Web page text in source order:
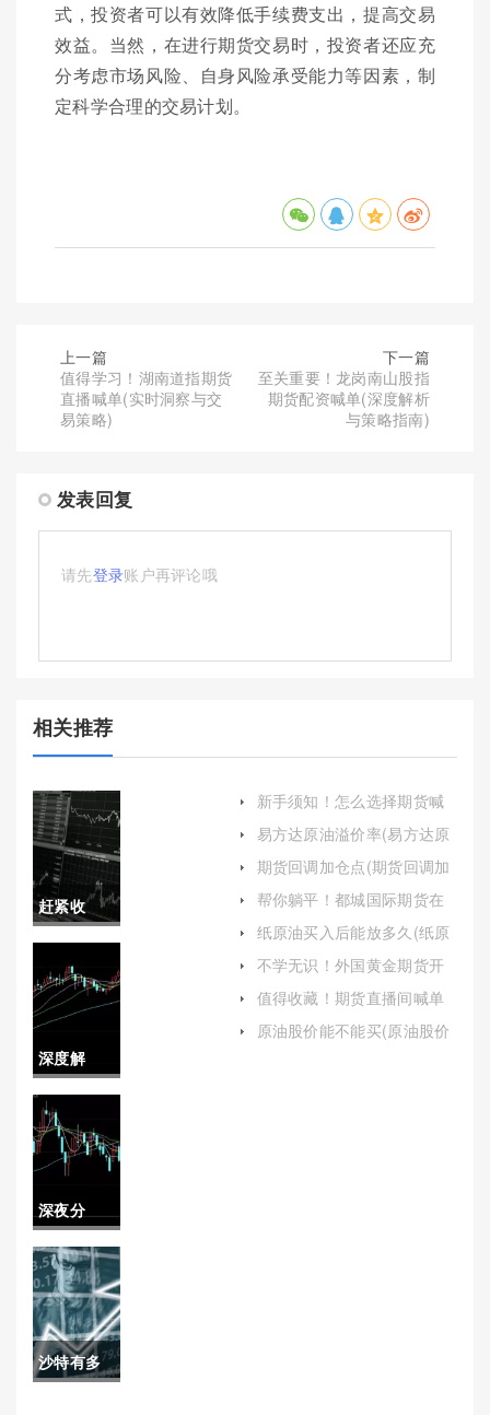
式，投资者可以有效降低手续费支出，提高交易
效益。当然，在进行期货交易时，投资者还应充
分考虑市场风险、自身风险承受能力等因素，制
定科学合理的交易计划。
上一篇
值得学习！湖南道指期货
直播喊单(实时洞察与交
易策略)
下一篇
至关重要！龙岗南山股指
期货配资喊单(深度解析
与策略指南)
发表回复
请先登录账户再评论哦
相关推荐
赶紧收
着！国际
期货手续
费模式
（帮助投
资者在国
际期货市
场中做出
决策）
深度解
析！德指
期货喊单
直播(实时
分析与专
业指导)
深夜分
享！芜湖
原油期货
开户保证
金(原油期
沙特有多
新手须知！怎么选择期货喊
单平台(怎么选期货公司开户)
易方达原油溢价率(易方达原
油溢价率怎么样)
期货回调加仓点(期货回调加
仓点怎么算)
帮你躺平！都城国际期货在
线喊单(专业指导与实时分析
的完美结合)
纸原油买入后能放多久(纸原
油买入后能放多久啊)
不学无识！外国黄金期货开
户（全面解析与指南）
值得收藏！期货直播间喊单
盈利模式(期货直播室喊单)
原油股价能不能买(原油股价